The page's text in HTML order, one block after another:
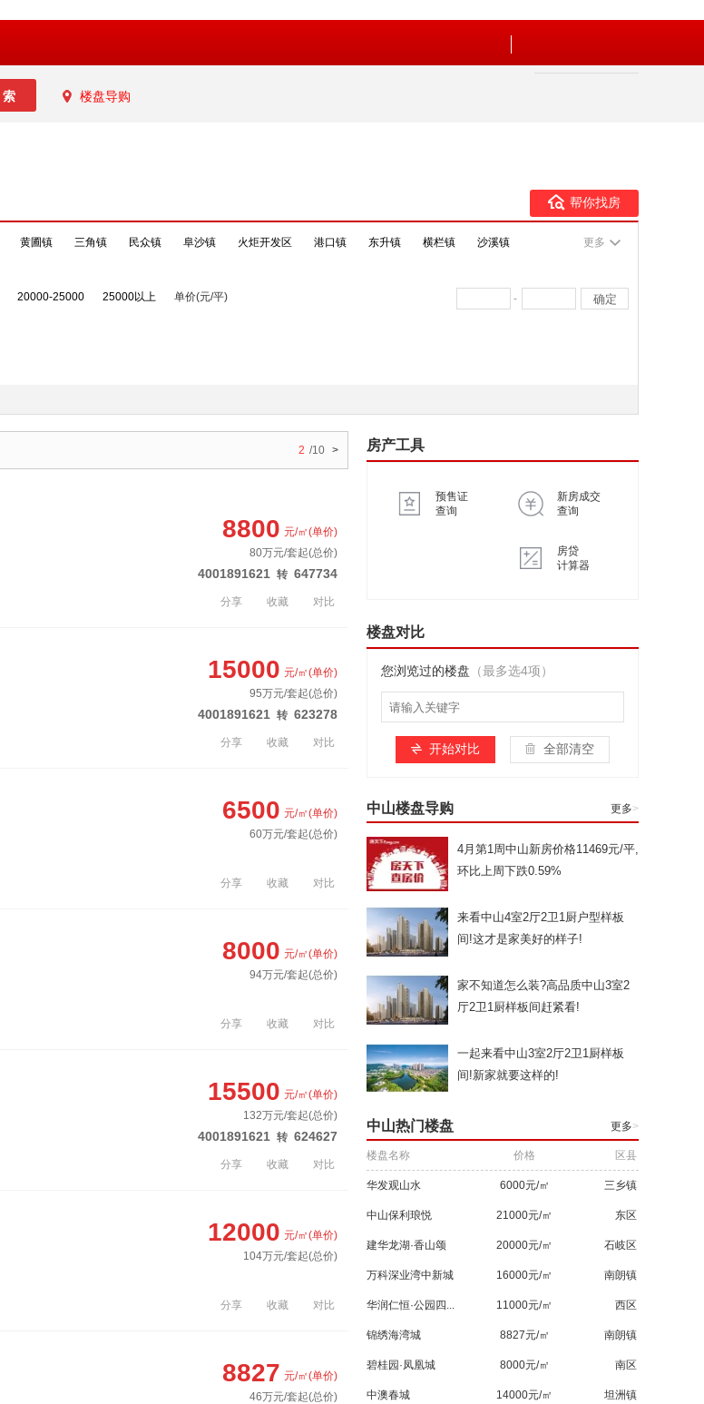
楼盘导购
帮你找房
黄圃镇 三角镇 民众镇 阜沙镇 火炬开发区 港口镇 东升镇 横栏镇
沙溪镇
更多
20000-25000 25000以上 单价(元/平) -
2 /10 >
4001891621 转 647734
8800 元/㎡(单价)
80万元/套起(总价)
分享 收藏 对比
4001891621 转 623278
15000 元/㎡(单价)
95万元/套起(总价)
分享 收藏 对比
6500 元/㎡(单价)
60万元/套起(总价)
分享 收藏 对比
8000 元/㎡(单价)
94万元/套起(总价)
分享 收藏 对比
4001891621 转 624627
15500 元/㎡(单价)
132万元/套起(总价)
分享 收藏 对比
12000 元/㎡(单价)
104万元/套起(总价)
分享 收藏 对比
8827 元/㎡(单价)
46万元/套起(总价)
房产工具
预售证
查询
新房成交
查询
房贷
计算器
楼盘对比
您浏览过的楼盘 （最多选4项）
开始对比 全部清空
中山楼盘导购 更多>
4月第1周中山新房价格11469元/平,
环比上周下跌0.59%
来看中山4室2厅2卫1厨户型样板
间!这才是家美好的样子!
家不知道怎么装?高品质中山3室2
厅2卫1厨样板间赶紧看!
一起来看中山3室2厅2卫1厨样板
间!新家就要这样的!
中山热门楼盘 更多>
楼盘名称 价格 区县
华发观山水 6000元/㎡ 三乡镇
中山保利琅悦 21000元/㎡ 东区
建华龙湖·香山颂 20000元/㎡ 石岐区
万科深业湾中新城 16000元/㎡ 南朗镇
华润仁恒·公园四... 11000元/㎡ 西区
锦绣海湾城 8827元/㎡ 南朗镇
碧桂园·凤凰城 8000元/㎡ 南区
中澳春城 14000元/㎡ 坦洲镇